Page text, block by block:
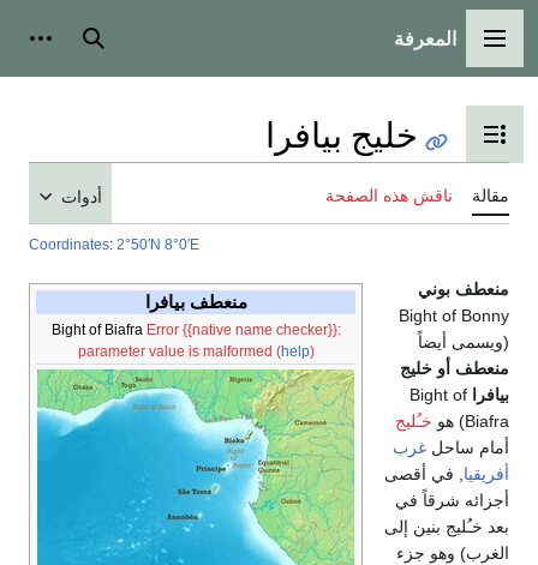
القائمة الرئيسية
المعرفة بحث
تبديل عرض جدول المحتويات
خليج بيافرا
مقالة ناقش هذه الصفحة أدوات
Coordinates: 2°50′N 8°0′E
منعطف بيافرا
Bight of Biafra Error {{native name checker}}:
parameter value is malformed (help)
منعطف بوني
Bight of Bonny
(ويسمى أيضاً
منعطف أو خليج
بيافرا
Bight of
Biafra) هو
خـُليج
أمام ساحل غرب
أفريقيا , في أقصى
أجزائه شرقاً في
بعد خـُليج بنين إلى
الغرب) وهو جزء